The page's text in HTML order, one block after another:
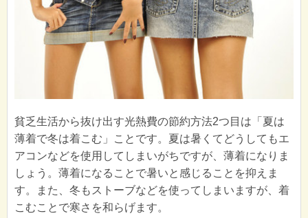
貧乏生活から抜け出す光熱費の節約方法2つ目は「夏は
薄着で冬は着こむ」ことです。夏は暑くてどうしてもエ
アコンなどを使用してしまいがちですが、薄着になりま
しょう。薄着になることで暑いと感じることを抑えま
す。また、冬もストーブなどを使ってしまいますが、着
こむことで寒さを和らげます。